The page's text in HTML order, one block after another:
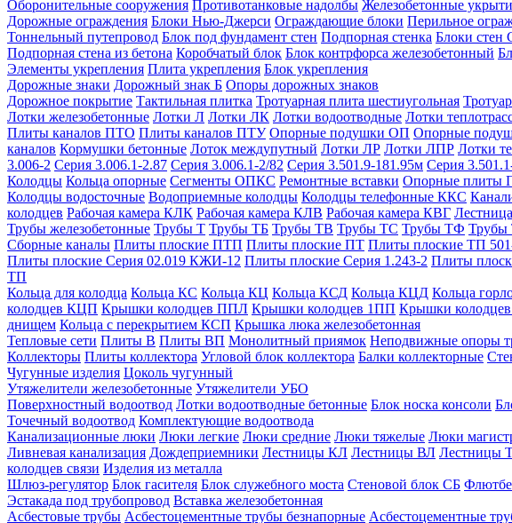
Оборонительные сооружения Противотанковые надолбы Железобетонные
Дорожные ограждения Блоки Нью-Джерси Ограждающие блоки Перильное
Тоннельный путепровод Блок под фундамент стен Подпорная стенка Блоки стен
Подпорная стена из бетона Коробчатый блок Блок контрфорса железобетонный
Элементы укрепления Плита укрепления Блок укрепления
Дорожные знаки Дорожный знак Б Опоры дорожных знаков
Дорожное покрытие Тактильная плитка Тротуарная плита шестиугольная
Лотки железобетонные Лотки Л Лотки ЛК Лотки водоотводные Лотки
Плиты каналов ПТО Плиты каналов ПТУ Опорные подушки ОП Опорные
каналов Кормушки бетонные Лоток междупутный Лотки ЛР Лотки ЛПР Лотки
3.006-2 Серия 3.006.1-2.87 Серия 3.006.1-2/82 Серия 3.501.9-181.95м Серия
Колодцы Кольца опорные Сегменты ОПКС Ремонтные вставки Опорные плиты
Колодцы водосточные Водоприемные колодцы Колодцы телефонные ККС
колодцев Рабочая камера КЛК Рабочая камера КЛВ Рабочая камера КВГ
Трубы железобетонные Трубы Т Трубы ТБ Трубы ТВ Трубы ТС Трубы ТФ Трубы
Сборные каналы Плиты плоские ПТП Плиты плоские ПТ Плиты плоские ТП
Плиты плоские Серия 02.019 КЖИ-12 Плиты плоские Серия 1.243-2 Плиты
ТП
Кольца для колодца Кольца КС Кольца КЦ Кольца КСД Кольца КЦД Кольца
колодцев КЦП Крышки колодцев ППЛ Крышки колодцев 1ПП Крышки
днищем Кольца с перекрытием КСП Крышка люка железобетонная
Тепловые сети Плиты В Плиты ВП Монолитный приямок Неподвижные опоры
Коллекторы Плиты коллектора Угловой блок коллектора Балки коллекторные
Чугунные изделия Цоколь чугунный
Утяжелители железобетонные Утяжелители УБО
Поверхностный водоотвод Лотки водоотводные бетонные Блок носка консоли
Точечный водоотвод Комплектующие водоотвода
Канализационные люки Люки легкие Люки средние Люки тяжелые Люки
Ливневая канализация Дождеприемники Лестницы КЛ Лестницы ВЛ Лестницы
колодцев связи Изделия из металла
Шлюз-регулятор Блок гасителя Блок служебного моста Стеновой блок СБ
Эстакада под трубопровод Вставка железобетонная
Асбестовые трубы Асбестоцементные трубы безнапорные Асбестоцементные